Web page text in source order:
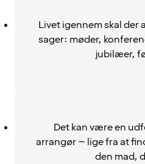
Livet igennem skal der
sager: møder,
jubilæer,
Det kan være en
arrangør – lige fra at
den mad,